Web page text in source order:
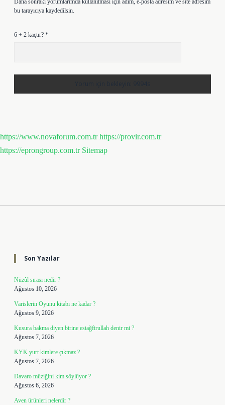
Daha sonraki yorumlarımda kullanılması için adım, e-posta adresim ve site adresim
bu tarayıcıya kaydedilsin.
6 + 2 kaçtır? *
https://www.novaforum.com.tr https://provir.com.tr
https://eprongroup.com.tr Sitemap
Son Yazılar
Nüzûl sırası nedir ?
Ağustos 10, 2026
Varislerin Oyunu kitabı ne kadar ?
Ağustos 9, 2026
Kusura bakma diyen birine estağfirullah denir mi ?
Ağustos 7, 2026
KYK yurt kimlere çıkmaz ?
Ağustos 7, 2026
Davaro müziğini kim söylüyor ?
Ağustos 6, 2026
Aven ürünleri nelerdir ?